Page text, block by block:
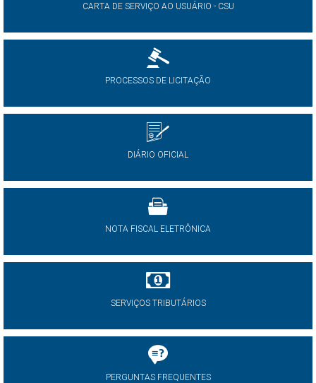
CARTA DE SERVIÇO AO USUÁRIO - CSU
PROCESSOS DE LICITAÇÃO
DIÁRIO OFICIAL
NOTA FISCAL ELETRÔNICA
SERVIÇOS TRIBUTÁRIOS
PERGUNTAS FREQUENTES